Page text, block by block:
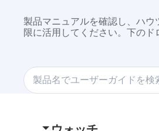
製品マニュアルを確認し、ハウ
限に活用してください。下のド